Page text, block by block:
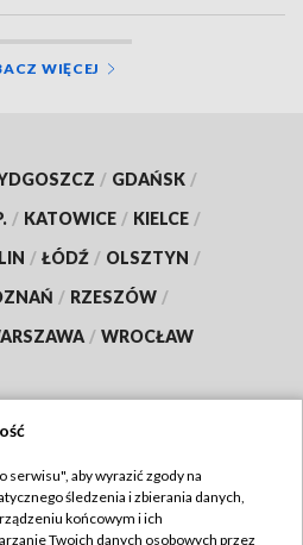
WIĘCEJ
/ GDAŃSK /
/ KATOWICE / KIELCE /
/ ŁÓDŹ / OLSZTYN /
/ RZESZÓW /
/ WROCŁAW
TVP
serwisu", aby wyrazić zgody na
śledzenia i zbierania danych,
końcowym i ich
Twoich danych osobowych przez